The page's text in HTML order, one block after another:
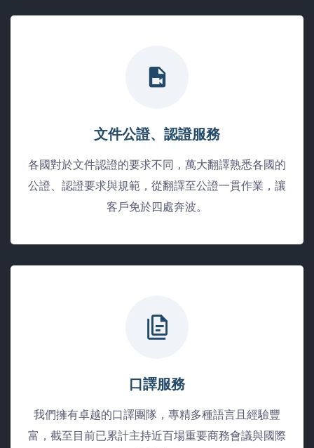
文件公證、認證服務
各國對於文件認證的要求不同，萬大翻譯熟悉各國的
公證、認證要求與規範，從翻譯至公證一貫作業，讓
客戶免於四處奔波。
口譯服務
我們擁有卓越的口譯團隊，專精多種語言且經驗豐
富，截至目前已累計主持近百場重要商務會議與國際